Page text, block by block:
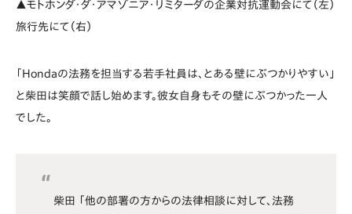
▲モトホンダ・ダ・アマゾニア・リミターダの企業対抗運動会にて（左）
旅行先にて（右）
「Hondaの法務を担当する若手社員は、とある壁にぶつかりやすい」
と柴田は笑顔で話し始めます。彼女自身もその壁にぶつかった一人
でした。
柴田 「他の部署の方からの法律相談に対して、法務